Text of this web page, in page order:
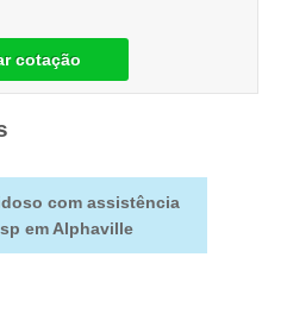
cotação
com assistência
em Alphaville